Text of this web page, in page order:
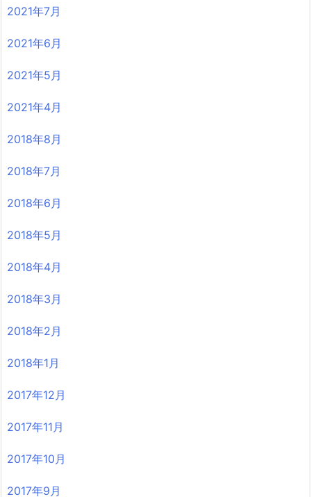
2021年7月
2021年6月
2021年5月
2021年4月
2018年8月
2018年7月
2018年6月
2018年5月
2018年4月
2018年3月
2018年2月
2018年1月
2017年12月
2017年11月
2017年10月
2017年9月